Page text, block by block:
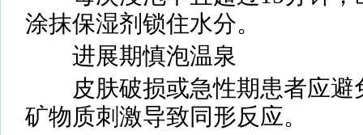
涂抹保湿剂锁住水分。
进展期慎泡温泉
皮肤破损或急性期患者应避
矿物质刺激导致同形反应。